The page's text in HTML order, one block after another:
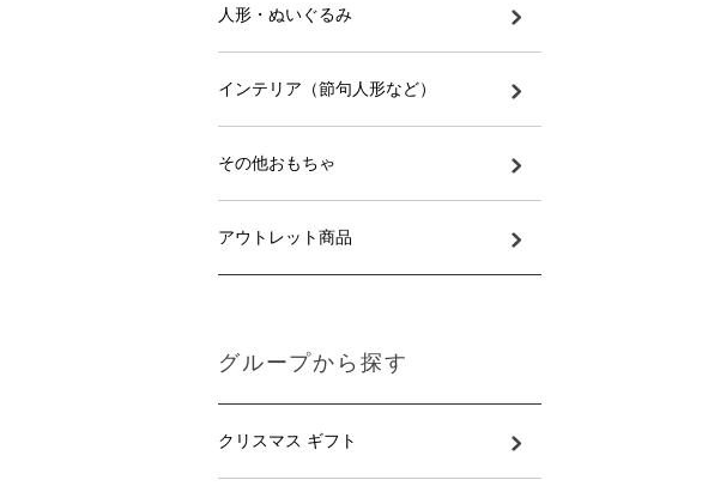
人形・ぬいぐるみ
インテリア（節句人形など）
その他おもちゃ
アウトレット商品
グループから探す
クリスマス ギフト